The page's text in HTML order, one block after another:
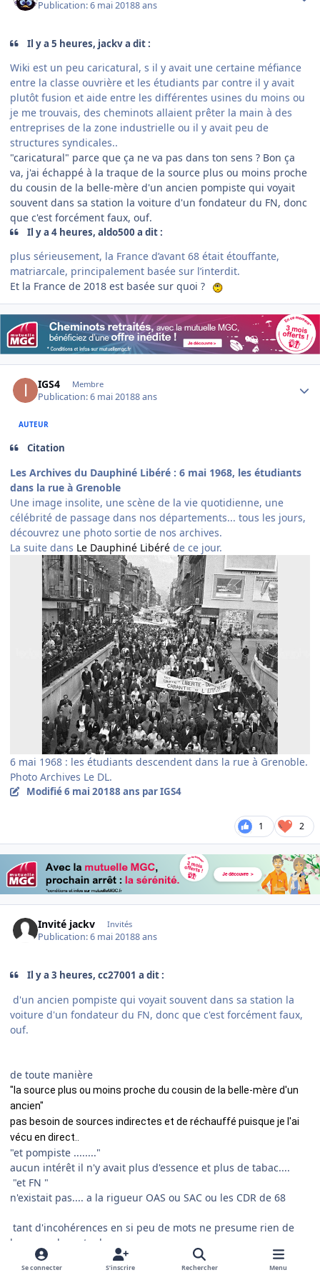
Publication:6 mai 20188 ans
Il y a 5 heures, jackv a dit :
Wiki est un peu caricatural, s il y avait une certaine méfiance
entre la classe ouvrière et les étudiants par contre il y avait
plutôt fusion et aide entre les différentes usines du moins ou
je me trouvais, des cheminots allaient prêter la main à des
entreprises de la zone industrielle ou il y avait peu de
structures syndicales..
"caricatural" parce que ça ne va pas dans ton sens ? Bon ça
va, j'ai échappé à la traque de la source plus ou moins proche
du cousin de la belle-mère d'un ancien pompiste qui voyait
souvent dans sa station la voiture d'un fondateur du FN, donc
que c'est forcément faux, ouf.
Il y a 4 heures, aldo500 a dit :
plus sérieusement, la France d’avant 68 était étouffante,
matriarcale, principalement basée sur l’interdit.
Et la France de 2018 est basée sur quoi ?
IGS4 Membre
Publication:6 mai 20188 ans
AUTEUR
Citation
Les Archives du Dauphiné Libéré : 6 mai 1968, les étudiants
dans la rue à Grenoble
Une image insolite, une scène de la vie quotidienne, une
célébrité de passage dans nos départements... tous les jours,
découvrez une photo sortie de nos archives.
La suite dans Le Dauphiné Libéré de ce jour.
6 mai 1968 : les étudiants descendent dans la rue à Grenoble.
Photo Archives Le DL.
Modifié6 mai 20188 ans par IGS4
1 2
Invité jackv Invités
Publication:6 mai 20188 ans
Il y a 3 heures, cc27001 a dit :
d'un ancien pompiste qui voyait souvent dans sa station la
voiture d'un fondateur du FN, donc que c'est forcément faux,
ouf.
de toute manière
"la source plus ou moins proche du cousin de la belle-mère d'un
ancien"
pas besoin de sources indirectes et de réchauffé puisque je l'ai
vécu en direct..
"et pompiste ........"
aucun intérêt il n'y avait plus d'essence et plus de tabac....
"et FN "
n'existait pas.... a la rigueur OAS ou SAC ou les CDR de 68
tant d'incohérences en si peu de mots ne presume rien de
bon pour le reste des messages..
Se connecter S’inscrire Rechercher Menu